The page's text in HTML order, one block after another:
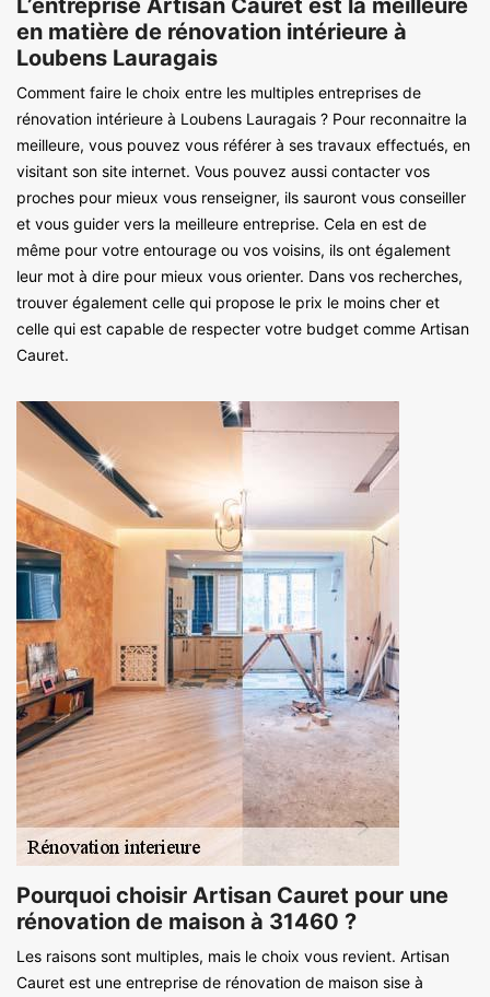
en matière de rénovation intérieure à
Loubens Lauragais
Comment faire le choix entre les multiples entreprises de
rénovation intérieure à Loubens Lauragais ? Pour reconnaitre la
meilleure, vous pouvez vous référer à ses travaux effectués, en
visitant son site internet. Vous pouvez aussi contacter vos
proches pour mieux vous renseigner, ils sauront vous conseiller
et vous guider vers la meilleure entreprise. Cela en est de
même pour votre entourage ou vos voisins, ils ont également
leur mot à dire pour mieux vous orienter. Dans vos recherches,
trouver également celle qui propose le prix le moins cher et
celle qui est capable de respecter votre budget comme Artisan
Cauret.
Pourquoi choisir Artisan Cauret pour une
rénovation de maison à 31460 ?
Les raisons sont multiples, mais le choix vous revient. Artisan
Cauret est une entreprise de rénovation de maison sise à